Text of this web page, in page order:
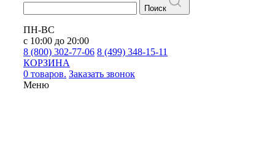
Поиск
ПН-ВС
с 10:00 до 20:00
8 (800) 302-77-06 8 (499) 348-15-11
КОРЗИНА
0 товаров. Заказать звонок
Меню